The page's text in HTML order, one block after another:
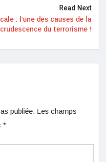
Read Next
: l’une des causes de la
du terrorisme !
publiée. Les champs
*